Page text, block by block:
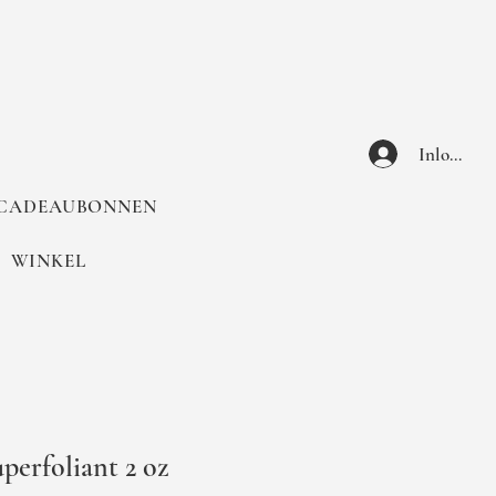
Inloggen
WINKEL
2 oz